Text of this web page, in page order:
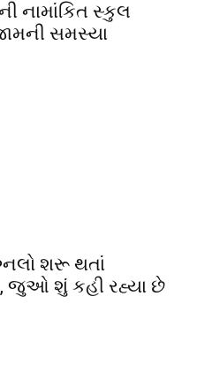
નામાંકિત સ્કુલ
સમસ્યા
શરૂ થતાં
જુઓ શું કહી રહ્યા છે